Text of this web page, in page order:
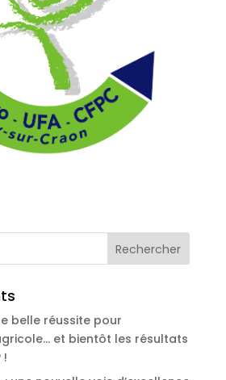
belle réussite pour
et bientôt les résultats
!